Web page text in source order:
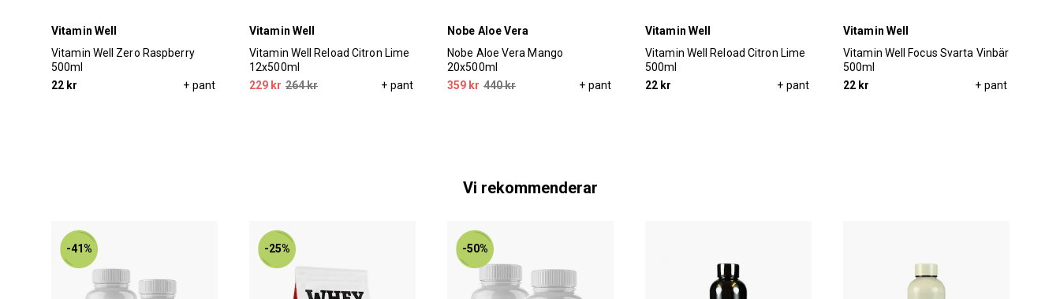
Vitamin Well
Vitamin Well Zero Raspberry
500ml
22 kr
+ pant
Vitamin Well
Vitamin Well Reload Citron Lime
12x500ml
229 kr 264 kr + pant
Nobe Aloe Vera
Nobe Aloe Vera Mango
20x500ml
359 kr 440 kr + pant
Vitamin Well
Vitamin Well Reload Citron Lime
500ml
22 kr
+ pant
Vitamin Well
Vitamin Well Focus Svarta Vinbär
500ml
22 kr
+ pant
Vi rekommenderar
-41% -25% -50%